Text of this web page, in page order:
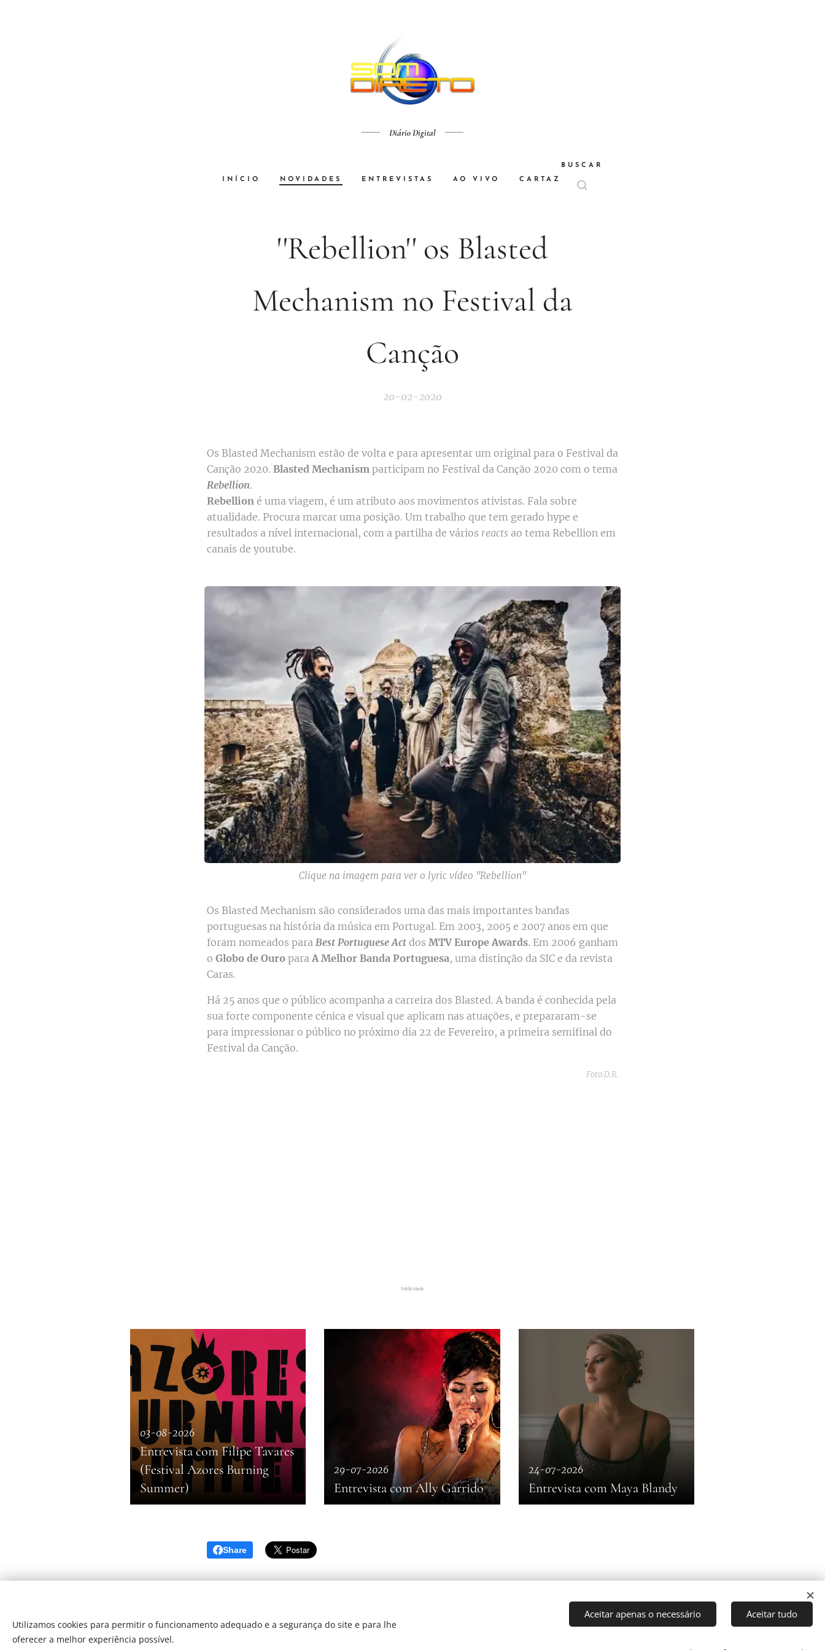
Diário Digital
INÍCIO NOVIDADES ENTREVISTAS AO VIVO CARTAZ
BUSCAR
''Rebellion'' os Blasted
Mechanism no Festival da
Canção
20-02-2020
Os Blasted Mechanism estão de volta e para apresentar um original para o Festival da
Canção 2020. Blasted Mechanism participam no Festival da Canção 2020 com o tema
Rebellion.
Rebellion é uma viagem, é um atributo aos movimentos ativistas. Fala sobre
atualidade. Procura marcar uma posição. Um trabalho que tem gerado hype e
resultados a nível internacional, com a partilha de vários reacts ao tema Rebellion em
canais de youtube.
Clique na imagem para ver o lyric vídeo "Rebellion"
Os Blasted Mechanism são considerados uma das mais importantes bandas
portuguesas na história da música em Portugal. Em 2003, 2005 e 2007 anos em que
foram nomeados para Best Portuguese Act dos MTV Europe Awards. Em 2006 ganham
o Globo de Ouro para A Melhor Banda Portuguesa, uma distinção da SIC e da revista
Caras.
Há 25 anos que o público acompanha a carreira dos Blasted. A banda é conhecida pela
sua forte componente cénica e visual que aplicam nas atuações, e prepararam-se
para impressionar o público no próximo dia 22 de Fevereiro, a primeira semifinal do
Festival da Canção.
Foto:D.R.
Publicidade
03-08-2026
Entrevista com Filipe Tavares
(Festival Azores Burning
Summer)
29-07-2026
Entrevista com Ally Garrido
24-07-2026
Entrevista com Maya Blandy
Share
Utilizamos cookies para permitir o funcionamento adequado e a segurança do site e para lhe
oferecer a melhor experiência possível.
Aceitar apenas o necessário Aceitar tudo